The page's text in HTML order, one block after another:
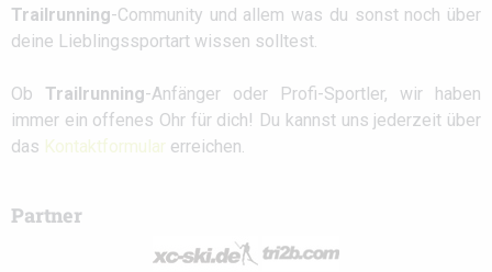
Trailrunning-Community und allem was du sonst noch über
deine Lieblingssportart wissen solltest.
Ob Trailrunning-Anfänger oder Profi-Sportler, wir haben
immer ein offenes Ohr für dich! Du kannst uns jederzeit über
das Kontaktformular erreichen.
Partner